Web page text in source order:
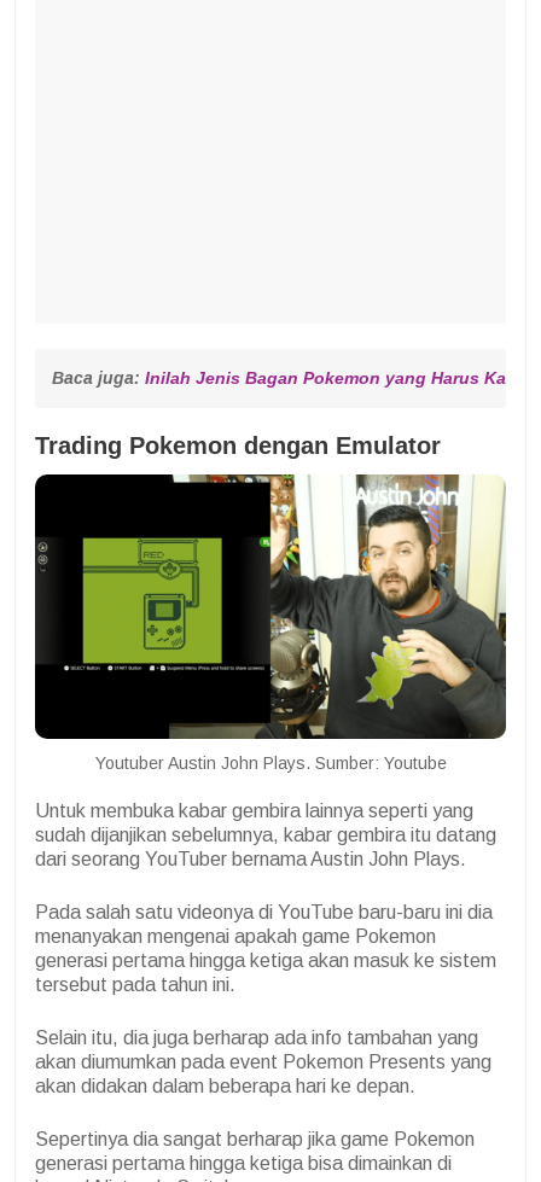
Baca juga: Inilah Jenis Bagan Pokemon yang Harus Kamu
Trading Pokemon dengan Emulator
Youtuber Austin John Plays. Sumber: Youtube
Untuk membuka kabar gembira lainnya seperti yang
sudah dijanjikan sebelumnya, kabar gembira itu datang
dari seorang YouTuber bernama Austin John Plays.
Pada salah satu videonya di YouTube baru-baru ini dia
menanyakan mengenai apakah game Pokemon
generasi pertama hingga ketiga akan masuk ke sistem
tersebut pada tahun ini.
Selain itu, dia juga berharap ada info tambahan yang
akan diumumkan pada event Pokemon Presents yang
akan didakan dalam beberapa hari ke depan.
Sepertinya dia sangat berharap jika game Pokemon
generasi pertama hingga ketiga bisa dimainkan di